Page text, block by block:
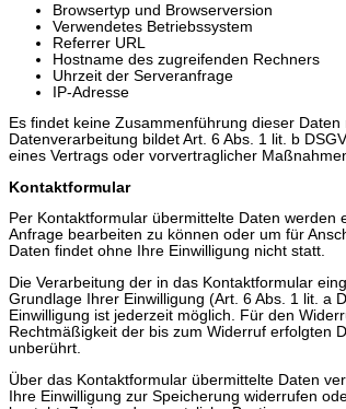
Browsertyp und Browserversion
Verwendetes Betriebssystem
Referrer URL
Hostname des zugreifenden Rechners
Uhrzeit der Serveranfrage
IP-Adresse
Es findet keine Zusammenführung dieser
Datenverarbeitung bildet Art. 6 Abs. 1 lit. b
eines Vertrags oder vorvertraglicher
Kontaktformular
Per Kontaktformular übermittelte Daten
Anfrage bearbeiten zu können oder um für
Daten findet ohne Ihre Einwilligung nicht statt.
Die Verarbeitung der in das Kontaktformular
Grundlage Ihrer Einwilligung (Art. 6 Abs. 1 lit. a
Einwilligung ist jederzeit möglich. Für den
Rechtmäßigkeit der bis zum Widerruf erfolgten
unberührt.
Über das Kontaktformular übermittelte Daten
Ihre Einwilligung zur Speicherung widerrufen